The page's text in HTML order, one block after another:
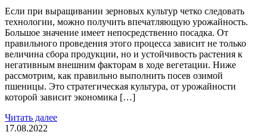
Если при выращивании зерновых культур четко следовать
технологии, можно получить впечатляющую урожайность.
Большое значение имеет непосредственно посадка. От
правильного проведения этого процесса зависит не только
величина сбора продукции, но и устойчивость растения к
негативным внешним факторам в ходе вегетации. Ниже
рассмотрим, как правильно выполнить посев озимой
пшеницы. Это стратегическая культура, от урожайности
которой зависит экономика […]
Читать далее
17.08.2022